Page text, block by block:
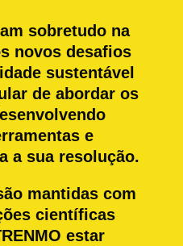
sobretudo na
novos desafios
sustentável
de abordar os
e
a sua resolução.
mantidas com
científicas
estar